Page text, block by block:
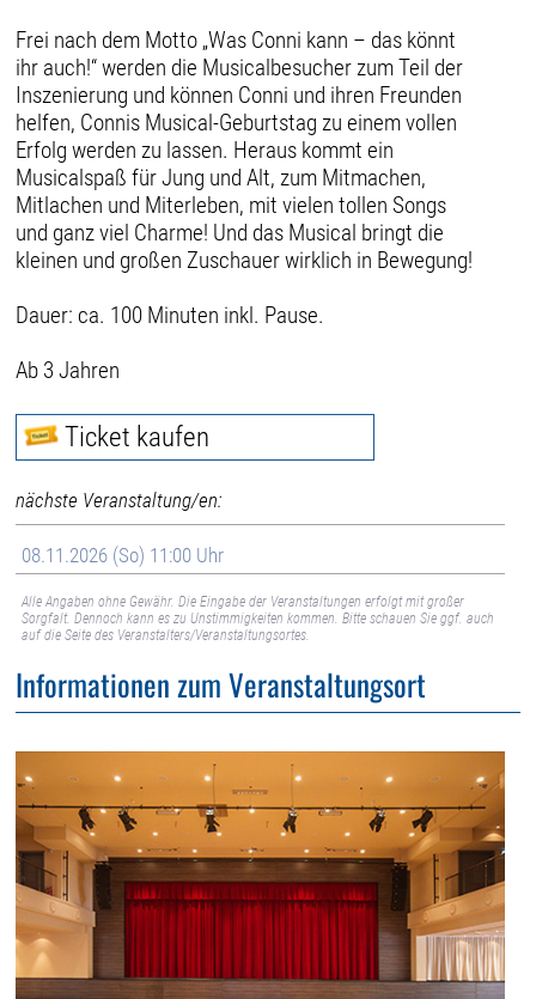
Frei nach dem Motto „Was Conni kann – das könnt
ihr auch!“ werden die Musicalbesucher zum Teil der
Inszenierung und können Conni und ihren Freunden
helfen, Connis Musical-Geburtstag zu einem vollen
Erfolg werden zu lassen. Heraus kommt ein
Musicalspaß für Jung und Alt, zum Mitmachen,
Mitlachen und Miterleben, mit vielen tollen Songs
und ganz viel Charme! Und das Musical bringt die
kleinen und großen Zuschauer wirklich in Bewegung!
Dauer: ca. 100 Minuten inkl. Pause.
Ab 3 Jahren
Ticket kaufen
nächste Veranstaltung/en:
08.11.2026 (So) 11:00 Uhr
Alle Angaben ohne Gewähr. Die Eingabe der Veranstaltungen erfolgt mit großer
Sorgfalt. Dennoch kann es zu Unstimmigkeiten kommen. Bitte schauen Sie ggf. auch
auf die Seite des Veranstalters/Veranstaltungsortes.
Informationen zum Veranstaltungsort